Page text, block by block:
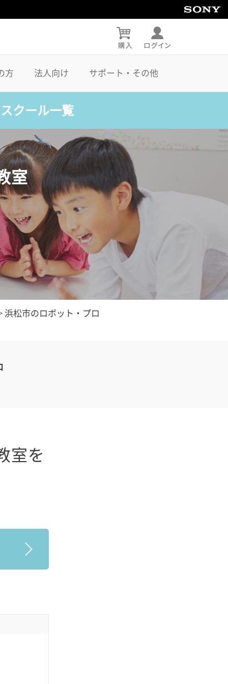
方 法人向け サポート・その他
クール一覧
室
浜松市のロボット・プロ
室を